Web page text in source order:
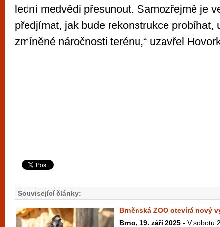
lední medvědi přesunout. Samozřejmě je
předjímat, jak bude rekonstrukce probíhat,
zmíněné náročnosti terénu,“ uzavřel
Související články:
Brněnská ZOO otevírá nový
Brno, 19. září 2025 - V sobotu